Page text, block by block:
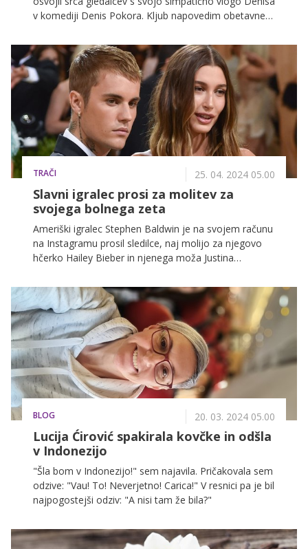
v komediji Denis Pokora. Kljub napovedim obetavne
Mason že več kot desetletje upokojen od igralskega
poklica in se posveča morski biologiji.
TRAČI 25. 04. 2024 05.00
Slavni igralec prosi za molitev za
svojega bolnega zeta
Ameriški igralec Stephen Baldwin je na svojem računu
na Instagramu prosil sledilce, naj molijo za njegovo
hčerko Hailey Bieber in njenega moža Justina
slavnega pevca, ki je pred dvema letoma odpovedal
svetovno turnejo zaradi Ramsay Huntovega
sindroma. Kljub temu pa se zdi, da se njegovo
zdravstveno stanje izboljšuje, saj smo ga letos že
videli na odru.
BLOG 20. 03. 2024 05.00
Lucija Ćirović spakirala kovčke in odšla
v Indonezijo
"Šla bom v Indonezijo!" sem najavila. Pričakovala sem
odzive: "Vau! To! Neverjetno! Carica!" V resnici pa je bil
najpogostejši odziv: "A nisi tam že bila?"